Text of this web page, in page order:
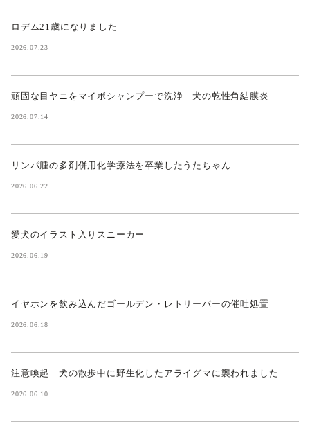
ロデム21歳になりました
2026.07.23
頑固な目ヤニをマイボシャンプーで洗浄 犬の乾性角結膜炎
2026.07.14
リンパ腫の多剤併用化学療法を卒業したうたちゃん
2026.06.22
愛犬のイラスト入りスニーカー
2026.06.19
イヤホンを飲み込んだゴールデン・レトリーバーの催吐処置
2026.06.18
注意喚起 犬の散歩中に野生化したアライグマに襲われました
2026.06.10